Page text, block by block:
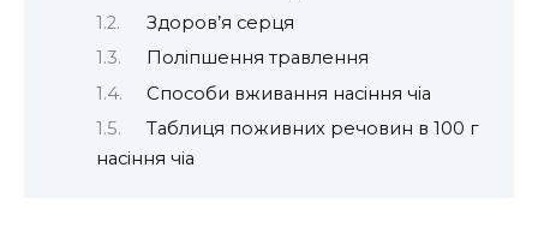
Здоров’я серця
Поліпшення травлення
Способи вживання насіння чіа
Таблиця поживних речовин в 100 г
насіння чіа